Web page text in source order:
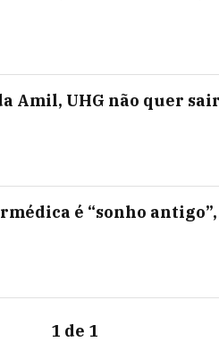
Amil, UHG não quer
é “sonho
1 de 1